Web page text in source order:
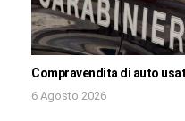
Compravendita di auto
6 Agosto 2026